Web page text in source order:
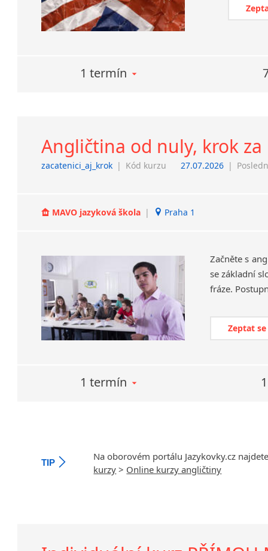
1 termín
Angličtina od nuly, krok
zacatenici_aj_krok | Kód kurzu 27.07.2026 |
MAVO jazyková škola | Praha 1
Začněte s
se základní
Zeptat
1 termín
TIP
Na oborovém portálu Jazykovky.cz
kurzy > Online kurzy angličtiny